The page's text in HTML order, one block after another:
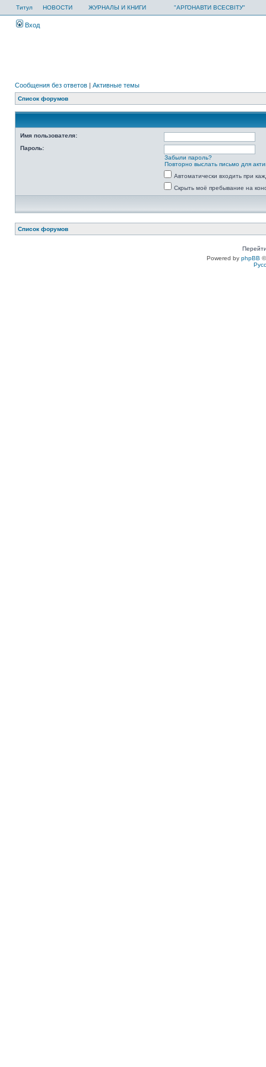
Титул НОВОСТИ ЖУРНАЛЫ И КНИГИ "АРГОНАВТИ ВСЕСВІТУ"
Вход
Сообщения без ответов | Активные темы
Список форумов
Имя пользователя:
Пароль:
Забыли пароль?
Повторно выслать письмо для
Автоматически входить при
Скрыть моё пребывание на
Список форумов
Powered by phpBB